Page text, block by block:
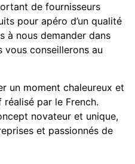
de fournisseurs
pour apéro d’un qualité
à nous demander dans
vous conseillerons au
un moment chaleureux et
par le French.
novateur et unique,
et passionnés de